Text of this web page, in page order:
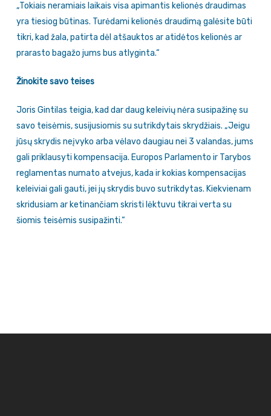
„Tokiais neramiais laikais visa apimantis kelionės draudimas
yra tiesiog būtinas. Turėdami kelionės draudimą galėsite būti
tikri, kad žala, patirta dėl atšauktos ar atidėtos kelionės ar
prarasto bagažo jums bus atlyginta.“
Žinokite savo teises
Joris Gintilas teigia, kad dar daug keleivių nėra susipažinę su
savo teisėmis, susijusiomis su sutrikdytais skrydžiais. „Jeigu
jūsų skrydis neįvyko arba vėlavo daugiau nei 3 valandas, jums
gali priklausyti kompensacija. Europos Parlamento ir Tarybos
reglamentas numato atvejus, kada ir kokias kompensacijas
keleiviai gali gauti, jei jų skrydis buvo sutrikdytas. Kiekvienam
skridusiam ar ketinančiam skristi lėktuvu tikrai verta su
šiomis teisėmis susipažinti.“